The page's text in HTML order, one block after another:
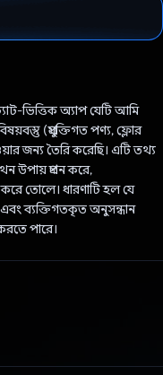
ভিত্তিক অ্যাপ যেটি আমি
(প্রযুক্তিগত পণ্য, ফ্লোর
জন্য তৈরি করেছি। এটি তথ্য
উপায় প্রদান করে,
তোলে। ধারণাটি হল যে
ব্যক্তিগতকৃত অনুসন্ধান
পারে।